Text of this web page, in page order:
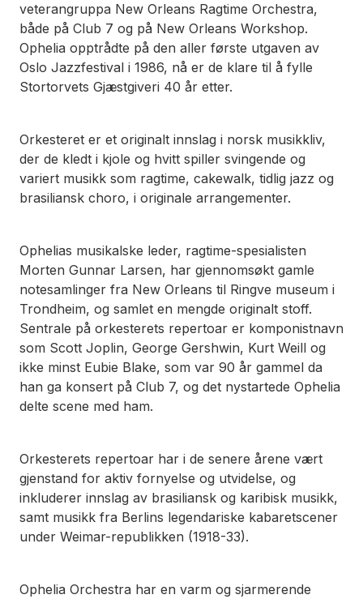
veterangruppa New Orleans Ragtime Orchestra,
både på Club 7 og på New Orleans Workshop.
Ophelia opptrådte på den aller første utgaven av
Oslo Jazzfestival i 1986, nå er de klare til å fylle
Stortorvets Gjæstgiveri 40 år etter.
Orkesteret er et originalt innslag i norsk musikkliv,
der de kledt i kjole og hvitt spiller svingende og
variert musikk som ragtime, cakewalk, tidlig jazz og
brasiliansk choro, i originale arrangementer.
Ophelias musikalske leder, ragtime-spesialisten
Morten Gunnar Larsen, har gjennomsøkt gamle
notesamlinger fra New Orleans til Ringve museum i
Trondheim, og samlet en mengde originalt stoff.
Sentrale på orkesterets repertoar er komponistnavn
som Scott Joplin, George Gershwin, Kurt Weill og
ikke minst Eubie Blake, som var 90 år gammel da
han ga konsert på Club 7, og det nystartede Ophelia
delte scene med ham.
Orkesterets repertoar har i de senere årene vært
gjenstand for aktiv fornyelse og utvidelse, og
inkluderer innslag av brasiliansk og karibisk musikk,
samt musikk fra Berlins legendariske kabaretscener
under Weimar-republikken (1918-33).
Ophelia Orchestra har en varm og sjarmerende